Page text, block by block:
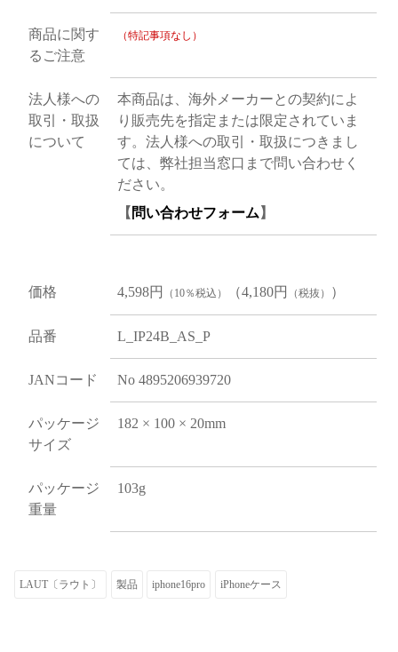
商品に関す
るご注意
（特記事項なし）
法人様への
取引・取扱
について
本商品は、海外メーカーとの契約によ
り販売先を指定または限定されていま
す。法人様への取引・取扱につきまし
ては、弊社担当窓口まで問い合わせく
ださい。
【 問い合わせフォーム 】
価格 4,598円 （10％税込） （4,180円 （税抜） ）
品番 L_IP24B_AS_P
JANコード No 4895206939720
パッケージ
サイズ
182 × 100 × 20mm
パッケージ
重量
103g
LAUT〔ラウト〕 製品 iphone16pro iPhoneケース